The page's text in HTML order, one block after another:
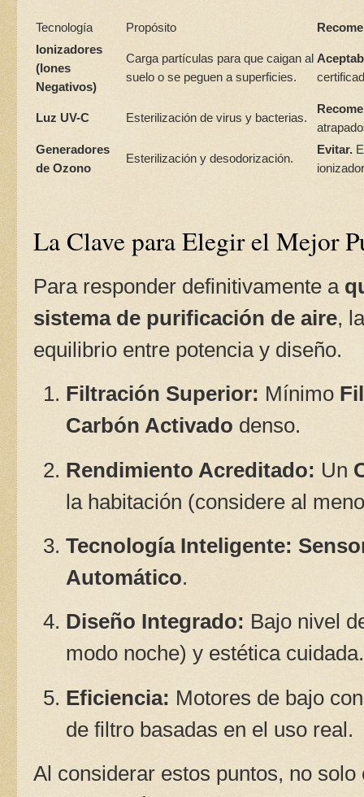
Tecnología Propósito
Ionizadores
(Iones
Negativos)
Carga partículas para que caigan al
suelo o se peguen a superficies.
Luz UV-C Esterilización de virus y bacterias.
Generadores
de Ozono
Esterilización y desodorización.
Evitar.
La Clave para Elegir el Mejor
Para responder definitivamente a
sistema de purificación de aire,
equilibrio entre potencia y diseño.
Filtración Superior: Mínimo
Carbón Activado denso.
Rendimiento Acreditado: Un
la habitación (considere al
Tecnología Inteligente:
Automático.
Diseño Integrado: Bajo nivel
modo noche) y estética cuidada.
Eficiencia: Motores de bajo
de filtro basadas en el uso real.
Al considerar estos puntos, no